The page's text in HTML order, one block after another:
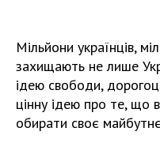
Мільйони українців,
захищають не лише
ідею свободи,
цінну ідею про те, що
обирати своє